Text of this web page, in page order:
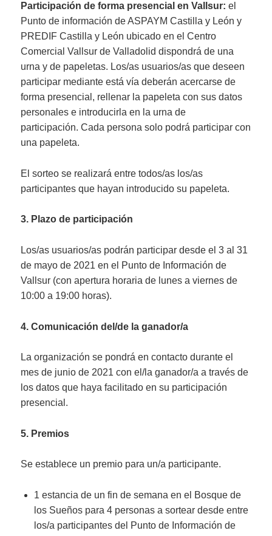
Participación de forma presencial en Vallsur: el
Punto de información de ASPAYM Castilla y León y
PREDIF Castilla y León ubicado en el Centro
Comercial Vallsur de Valladolid dispondrá de una
urna y de papeletas. Los/as usuarios/as que deseen
participar mediante está vía deberán acercarse de
forma presencial, rellenar la papeleta con sus datos
personales e introducirla en la urna de
participación. Cada persona solo podrá participar con
una papeleta.
El sorteo se realizará entre todos/as los/as
participantes que hayan introducido su papeleta.
3. Plazo de participación
Los/as usuarios/as podrán participar desde el 3 al 31
de mayo de 2021 en el Punto de Información de
Vallsur (con apertura horaria de lunes a viernes de
10:00 a 19:00 horas).
4. Comunicación del/de la ganador/a
La organización se pondrá en contacto durante el
mes de junio de 2021 con el/la ganador/a a través de
los datos que haya facilitado en su participación
presencial.
5. Premios
Se establece un premio para un/a participante.
1 estancia de un fin de semana en el Bosque de
los Sueños para 4 personas a sortear desde entre
los/a participantes del Punto de Información de